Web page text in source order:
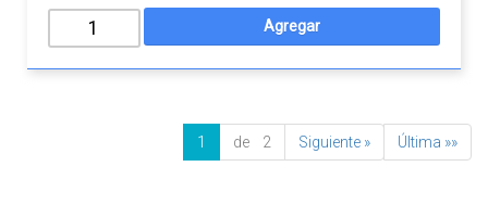
1 de 2 Siguiente » Última »»